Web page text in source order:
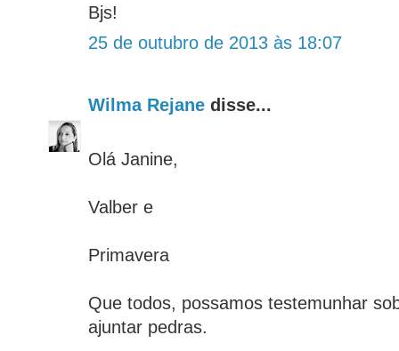
Bjs!
25 de outubro de 2013 às 18:07
Wilma Rejane disse...
Olá Janine,
Valber e
Primavera
Que todos, possamos testemunhar
ajuntar pedras.